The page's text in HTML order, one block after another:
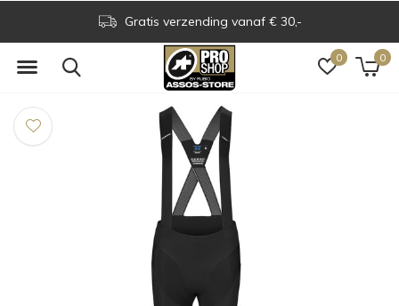
0 0
Assos Boutique op grens NL & BE